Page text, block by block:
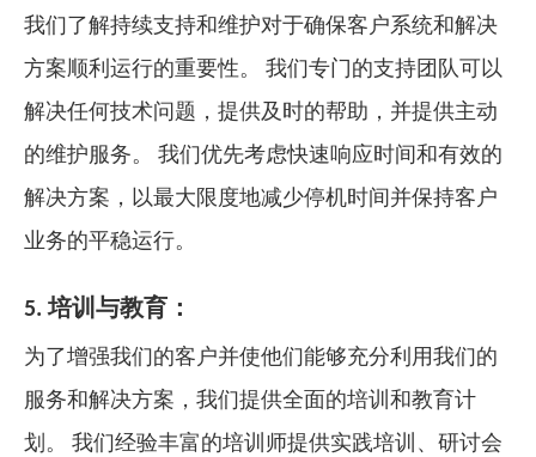
我们了解持续支持和维护对于确保客户系统和解决
方案顺利运行的重要性。 我们专门的支持团队可以
解决任何技术问题，提供及时的帮助，并提供主动
的维护服务。 我们优先考虑快速响应时间和有效的
解决方案，以最大限度地减少停机时间并保持客户
业务的平稳运行。
5. 培训与教育：
为了增强我们的客户并使他们能够充分利用我们的
服务和解决方案，我们提供全面的培训和教育计
划。 我们经验丰富的培训师提供实践培训、研讨会